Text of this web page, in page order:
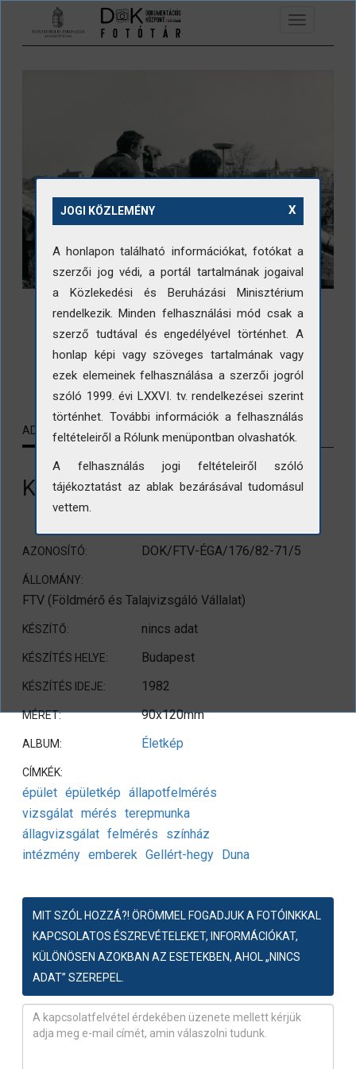
Ugrás a tartalomra
Toggle
navigation
LETÖLTÉS
ADATLAP KAPCSOLÓDÓ TARTALMAK
Kilátás a Gellért-hegyről
AZONOSÍTÓ: DOK/FTV-ÉGA/176/82-71/5
ÁLLOMÁNY:
FTV (Földmérő és Talajvizsgáló Vállalat)
KÉSZÍTŐ: nincs adat
KÉSZÍTÉS HELYE: Budapest
KÉSZÍTÉS IDEJE: 1982
MÉRET: 90x120mm
ALBUM: Életkép
CÍMKÉK:
épület épületkép állapotfelmérés
vizsgálat mérés terepmunka
állagvizsgálat felmérés
színház
intézmény emberek Gellért-hegy Duna
MIT SZÓL HOZZÁ?! ÖRÖMMEL FOGADJUK A FOTÓINKKAL
KAPCSOLATOS ÉSZREVÉTELEKET, INFORMÁCIÓKAT,
KÜLÖNÖSEN AZOKBAN AZ ESETEKBEN, AHOL „NINCS
ADAT” SZEREPEL.
X
JOGI KÖZLEMÉNY
A honlapon található információkat, fotókat a
szerzői jog védi, a portál tartalmának jogaival
a Közlekedési és Beruházási Minisztérium
rendelkezik. Minden felhasználási mód csak a
szerző tudtával és engedélyével történhet. A
honlap képi vagy szöveges tartalmának vagy
ezek elemeinek felhasználása a szerzői jogról
szóló 1999. évi LXXVI. tv. rendelkezései szerint
történhet. További információk a felhasználás
feltételeiről a Rólunk menüpontban olvashatók.
A felhasználás jogi feltételeiről szóló
tájékoztatást az ablak bezárásával tudomásul
vettem.